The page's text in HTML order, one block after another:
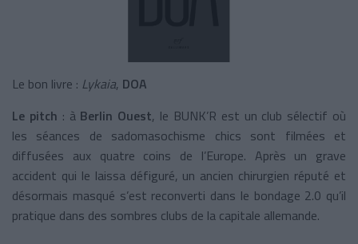
Le bon livre : Lykaia, DOA
Le pitch : à Berlin Ouest, le BUNK’R est un club sélectif où
les séances de sadomasochisme chics sont filmées et
diffusées aux quatre coins de l’Europe. Après un grave
accident qui le laissa défiguré, un ancien chirurgien réputé et
désormais masqué s’est reconverti dans le bondage 2.0 qu’il
pratique dans des sombres clubs de la capitale allemande.